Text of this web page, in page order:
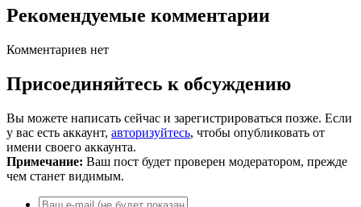
Рекомендуемые комментарии
Комментариев нет
Присоединяйтесь к обсуждению
Вы можете написать сейчас и зарегистрироваться позже. Если
у вас есть аккаунт, авторизуйтесь, чтобы опубликовать от
имени своего аккаунта.
Примечание: Ваш пост будет проверен модератором, прежде
чем станет видимым.